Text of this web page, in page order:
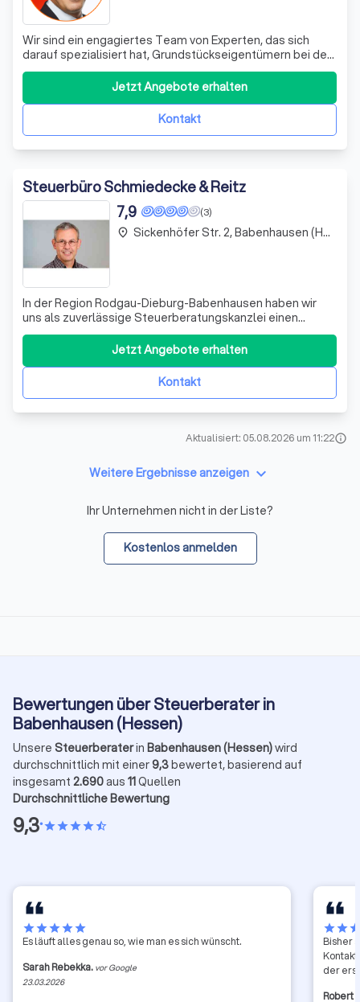
Wir sind ein engagiertes Team von Experten, das sich
darauf spezialisiert hat, Grundstückseigentümern bei der
Erfüllung der gesetzlichen Anforderungen zu helfen. Mit
unserer Expertise und unserem Engagement für eine
optimale Work-Life-Balance, flexiblen Arbeitszeiten und
einem wertschätzenden Arbeit
Kontakt
Jetzt Angebote erhalten
Steuerbüro Schmiedecke & Reitz
(3)
7,9
In der Region Rodgau-Dieburg-Babenhausen haben wir
uns als zuverlässige Steuerberatungskanzlei einen
Namen gemacht. Wir verstehen uns als Partner für
Unternehmen, Selbständige, Freiberufler und
Privatpersonen in allen steuerlichen sowie
betriebswirtschaftlichen Belangen. Unser
Kontakt
Jetzt Angebote erhalten
place Sickenhöfer Str. 2, Babenhausen (Hessen)
Aktualisiert: 05.08.2026 um 11:22info
Weitere Ergebnisse anzeigen keyboard_arrow_down
Ihr Unternehmen nicht in der Liste?
Kostenlos anmelden
Bewertungen über Steuerberater in
Babenhausen (Hessen)
Unsere Steuerberaterin Babenhausen (Hessen)wird
durchschnittlich mit einer9,3bewertet, basierend auf
insgesamt 2.690aus 11Quellen
Durchschnittliche Bewertung
9,3•starstarstarstarstar_half
starstarstarstarstar
Es läuft alles genau so, wie man es sich wünscht.
Sarah Rebekka. vor Google
23.03.2026
starstar
Bisher
der
Robert